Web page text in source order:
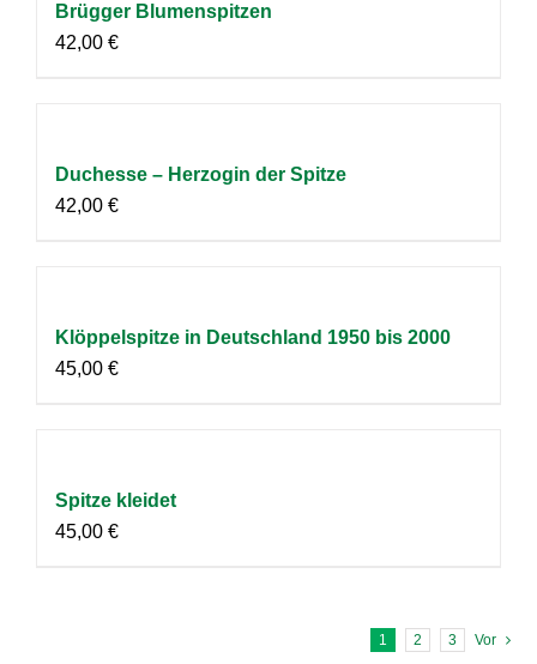
Brügger Blumenspitzen
42,00 €
Duchesse – Herzogin der Spitze
42,00 €
Klöppelspitze in Deutschland 1950 bis 2000
45,00 €
Spitze kleidet
45,00 €
1 2 3 Vor